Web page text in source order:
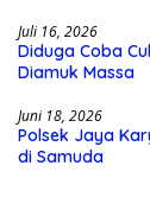
Juli 16, 2026
Diduga Coba
Diamuk Massa
Juni 18, 2026
Polsek Jaya
di Samuda